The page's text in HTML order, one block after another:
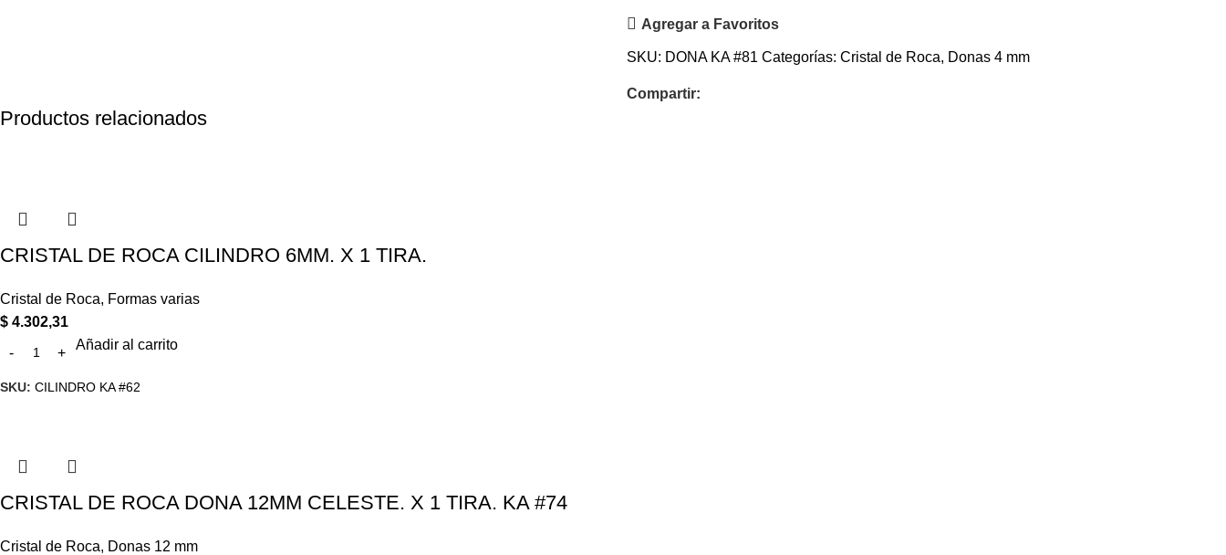
Agregar a Favoritos
SKU: DONA KA #81 Categorías: Cristal de Roca, Donas 4 mm
Compartir:
Productos relacionados
CRISTAL DE ROCA CILINDRO 6MM. X 1 TIRA.
Cristal de Roca, Formas varias
$ 4.302,31
Añadir al carrito
SKU: CILINDRO KA #62
CRISTAL DE ROCA DONA 12MM CELESTE. X 1 TIRA. KA #74
Cristal de Roca, Donas 12 mm